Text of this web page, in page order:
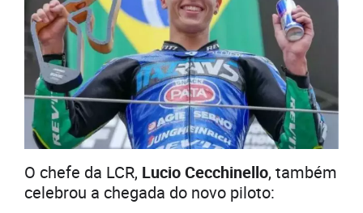
O chefe da LCR, Lucio Cecchinello, também
celebrou a chegada do novo piloto: